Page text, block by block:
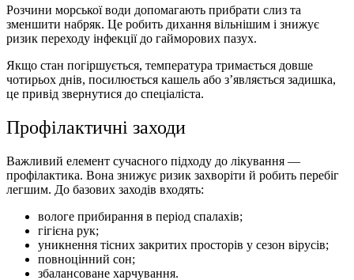
Розчини морської води допомагають прибрати слиз та
зменшити набряк. Це робить дихання вільнішим і знижує
ризик переходу інфекції до гайморових пазух.
Якщо стан погіршується, температура тримається довше
чотирьох днів, посилюється кашель або з’являється задишка,
це привід звернутися до спеціаліста.
Профілактичні заходи
Важливий елемент сучасного підходу до лікування —
профілактика. Вона знижує ризик захворіти й робить перебіг
легшим. До базових заходів входять:
вологе прибирання в період спалахів;
гігієна рук;
уникнення тісних закритих просторів у сезон вірусів;
повноцінний сон;
збалансоване харчування.